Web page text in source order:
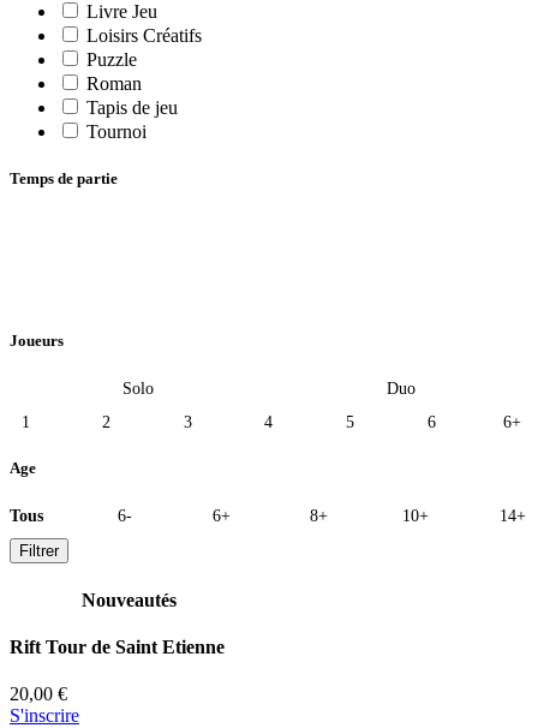
Livre Jeu
Loisirs Créatifs
Puzzle
Roman
Tapis de jeu
Tournoi
Temps de partie
Joueurs
Solo
Duo
1
2 3 4 5 6 6+
Age
Tous 6- 6+ 8+ 10+
14+
Filtrer
Nouveautés
Rift Tour de Saint Etienne
20,00 €
S'inscrire